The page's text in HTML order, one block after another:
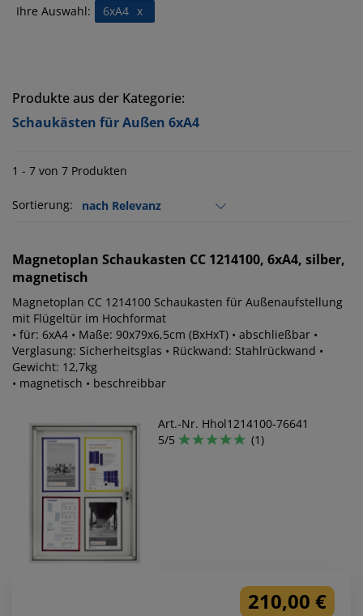
Ihre Auswahl: x
6xA4
Produkte aus der Kategorie:
Schaukästen für Außen 6xA4
1 - 7 von 7 Produkten
Sortierung:
Magnetoplan Schaukasten CC 1214100, 6xA4, silber,
magnetisch
Magnetoplan CC 1214100 Schaukasten für Außenaufstellung
mit Flügeltür im Hochformat
• für: 6xA4 • Maße: 90x79x6,5cm (BxHxT) • abschließbar •
Verglasung: Sicherheitsglas • Rückwand: Stahlrückwand •
Gewicht: 12,7kg
• magnetisch • beschreibbar
Art.-Nr. Hhol1214100-76641
5/5
(1)
210,00 €